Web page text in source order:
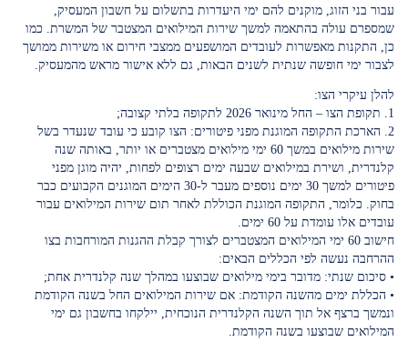
עבור בני הזוג, מוקנים להם ימי היעדרות בתשלום על חשבון המעסיק,
שמספרם עולה בהתאמה למשך שירות המילואים המצטבר של המשרת. כמו
כן, התקנות מאפשרות לעובדים המושפעים ממצבי חירום או משירות ממושך
לצבור ימי חופשה שנתית לשנים הבאות, גם ללא אישור מראש מהמעסיק.
להלן עיקרי הצו:
1. תקופת הצו – החל מינואר 2026 לתקופה בלתי קצובה;
2. הארכת התקופה המוגנת מפני פיטורים: הצו קובע כי עובד שנעדר בשל
שירות מילואים במשך 60 ימי מילואים מצטברים או יותר, באותה שנה
קלנדרית, ושירת במילואים שבעה ימים רצופים לפחות, יהיה מוגן מפני
פיטורים למשך 30 ימים נוספים מעבר ל-30 הימים המוגנים הקבועים כבר
בחוק. כלומר, התקופה המוגנת הכוללת לאחר תום שירות המילואים עבור
עובדים אלו עומדת על 60 ימים.
חישוב 60 ימי המילואים המצטברים לצורך קבלת ההגנות המורחבות בצו
ההרחבה נעשה לפי הכללים הבאים:
• סיכום שנתי: מדובר בימי מילואים שבוצעו במהלך שנה קלנדרית אחת;
• הכללת ימים מהשנה הקודמת: אם שירות המילואים החל בשנה הקודמת
ונמשך ברצף אל תוך השנה הקלנדרית הנוכחית, יילקחו בחשבון גם ימי
המילואים שבוצעו בשנה הקודמת.